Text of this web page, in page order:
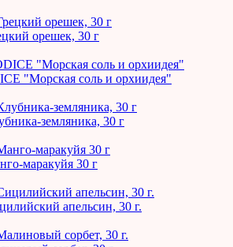
орешек, 30 г
"Морская соль и орхиидея"
земляника, 30 г
маракуйя 30 г
апельсин, 30 г.